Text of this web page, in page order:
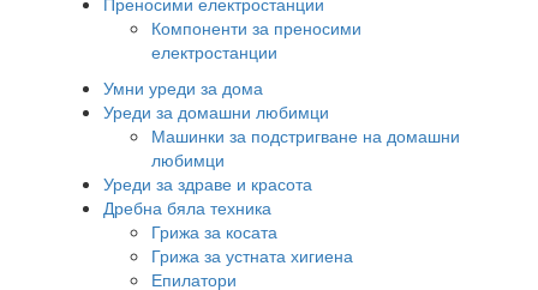
Компоненти за преносими
електростанции
Умни уреди за дома
Уреди за домашни любимци
Машинки за подстригване на домашни
любимци
Уреди за здраве и красота
Дребна бяла техника
Грижа за косата
Грижа за устната хигиена
Епилатори